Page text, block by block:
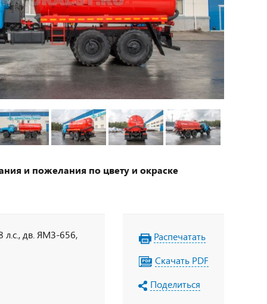
и пожелания по цвету и окраске
л.с., дв. ЯМЗ-656,
Распечатать
Скачать PDF
Поделиться